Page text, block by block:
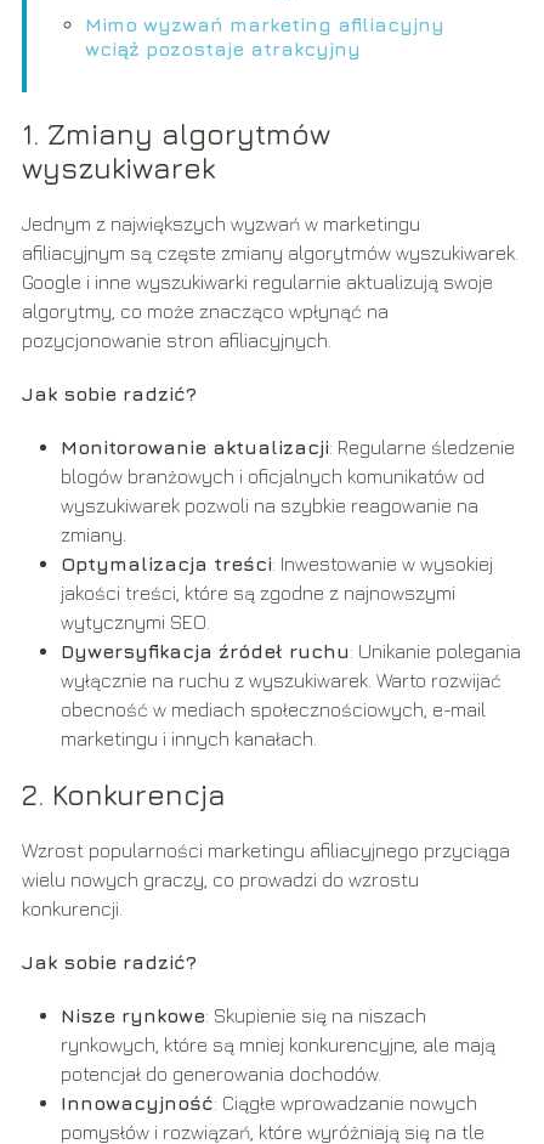
Mimo wyzwań marketing afiliacyjny
wciąż pozostaje atrakcyjny
1. Zmiany algorytmów
wyszukiwarek
Jednym z największych wyzwań w marketingu
afiliacyjnym są częste zmiany algorytmów wyszukiwarek.
Google i inne wyszukiwarki regularnie aktualizują swoje
algorytmy, co może znacząco wpłynąć na
pozycjonowanie stron afiliacyjnych.
Jak sobie radzić?
Monitorowanie aktualizacji: Regularne śledzenie
blogów branżowych i oficjalnych komunikatów od
wyszukiwarek pozwoli na szybkie reagowanie na
zmiany.
Optymalizacja treści: Inwestowanie w wysokiej
jakości treści, które są zgodne z najnowszymi
wytycznymi SEO.
Dywersyfikacja źródeł ruchu: Unikanie polegania
wyłącznie na ruchu z wyszukiwarek. Warto rozwijać
obecność w mediach społecznościowych, e-mail
marketingu i innych kanałach.
2. Konkurencja
Wzrost popularności marketingu afiliacyjnego przyciąga
wielu nowych graczy, co prowadzi do wzrostu
konkurencji.
Jak sobie radzić?
Nisze rynkowe: Skupienie się na niszach
rynkowych, które są mniej konkurencyjne, ale mają
potencjał do generowania dochodów.
Innowacyjność: Ciągłe wprowadzanie nowych
pomysłów i rozwiązań, które wyróżniają się na tle